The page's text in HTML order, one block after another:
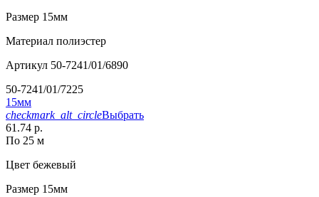
Размер 15мм
Материал полиэстер
Артикул 50-7241/01/6890
50-7241/01/7225
15мм
checkmark_alt_circleВыбрать
61.74 р.
По 25 м
Цвет бежевый
Размер 15мм